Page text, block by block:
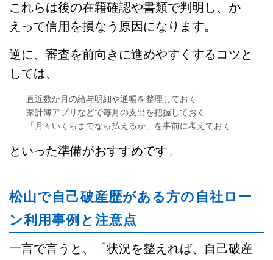
これらは後の在籍確認や書類で判明し、か
えって信用を損なう原因になります。
逆に、審査を前向きに進めやすくするコツと
しては、
直近数か月の給与明細や通帳を整理しておく
家計簿アプリなどで毎月の支出を把握しておく
「月々いくらまでなら払えるか」を事前に考えておく
といった準備がおすすめです。
松山で自己破産歴がある方の自社ロー
ン利用事例と注意点
一言で言うと、「状況を整えれば、自己破産